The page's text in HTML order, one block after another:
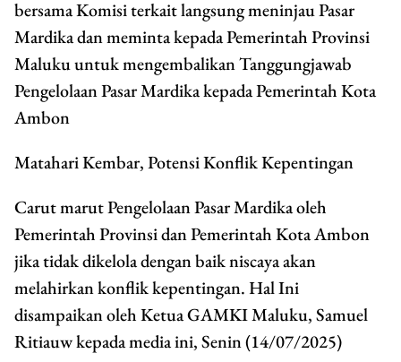
bersama Komisi terkait langsung meninjau Pasar
Mardika dan meminta kepada Pemerintah Provinsi
Maluku untuk mengembalikan Tanggungjawab
Pengelolaan Pasar Mardika kepada Pemerintah Kota
Ambon
Matahari Kembar, Potensi Konflik Kepentingan
Carut marut Pengelolaan Pasar Mardika oleh
Pemerintah Provinsi dan Pemerintah Kota Ambon
jika tidak dikelola dengan baik niscaya akan
melahirkan konflik kepentingan. Hal Ini
disampaikan oleh Ketua GAMKI Maluku, Samuel
Ritiauw kepada media ini, Senin (14/07/2025)